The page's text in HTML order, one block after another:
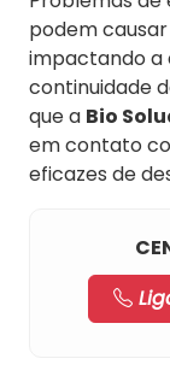
podem
impactando a
continuidade
que a Bio
em contato
eficazes de